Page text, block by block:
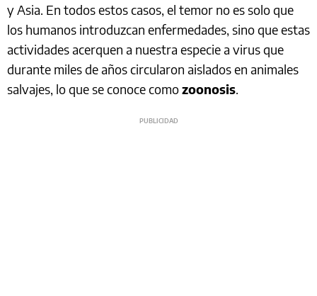
y Asia. En todos estos casos, el temor no es solo que
los humanos introduzcan enfermedades, sino que estas
actividades acerquen a nuestra especie a virus que
durante miles de años circularon aislados en animales
salvajes, lo que se conoce comozoonosis.